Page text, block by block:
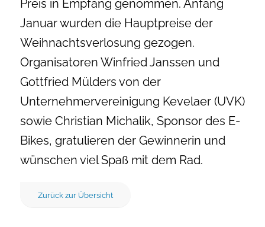
Preis in Empfang genommen. Anfang
Januar wurden die Hauptpreise der
Weihnachtsverlosung gezogen.
Organisatoren Winfried Janssen und
Gottfried Mülders von der
Unternehmervereinigung Kevelaer (UVK)
sowie Christian Michalik, Sponsor des E-
Bikes, gratulieren der Gewinnerin und
wünschen viel Spaß mit dem Rad.
Zurück zur Übersicht